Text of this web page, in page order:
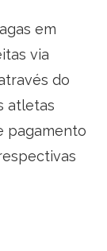
em
via
do
atletas
pagamento